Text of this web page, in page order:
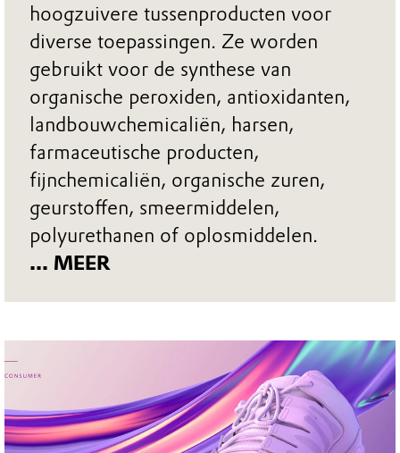
hoogzuivere tussenproducten voor
diverse toepassingen. Ze worden
gebruikt voor de synthese van
organische peroxiden, antioxidanten,
landbouwchemicaliën, harsen,
farmaceutische producten,
fijnchemicaliën, organische zuren,
geurstoffen, smeermiddelen,
polyurethanen of oplosmiddelen.
... MEER